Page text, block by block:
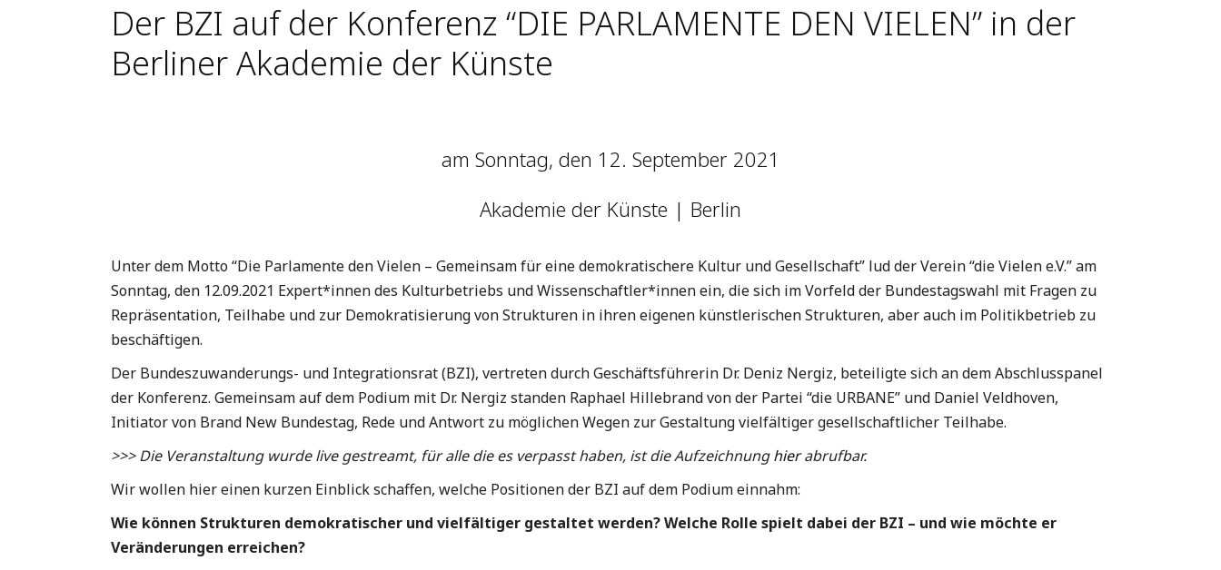
Der BZI auf der Konferenz “DIE PARLAMENTE DEN VIELEN” in der
Berliner Akademie der Künste
am Sonntag, den 12. September 2021
Akademie der Künste | Berlin
Unter dem Motto “Die Parlamente den Vielen – Gemeinsam für eine demokratischere Kultur und Gesellschaft” lud der Verein “die Vielen e.V.” am
Sonntag, den 12.09.2021 Expert*innen des Kulturbetriebs und Wissenschaftler*innen ein, die sich im Vorfeld der Bundestagswahl mit Fragen zu
Repräsentation, Teilhabe und zur Demokratisierung von Strukturen in ihren eigenen künstlerischen Strukturen, aber auch im Politikbetrieb zu
beschäftigen.
Der Bundeszuwanderungs- und Integrationsrat (BZI), vertreten durch Geschäftsführerin Dr. Deniz Nergiz, beteiligte sich an dem Abschlusspanel
der Konferenz. Gemeinsam auf dem Podium mit Dr. Nergiz standen Raphael Hillebrand von der Partei “die URBANE” und Daniel Veldhoven,
Initiator von Brand New Bundestag, Rede und Antwort zu möglichen Wegen zur Gestaltung vielfältiger gesellschaftlicher Teilhabe.
>>> Die Veranstaltung wurde live gestreamt, für alle die es verpasst haben, ist die Aufzeichnunghierabrufbar.
Wir wollen hier einen kurzen Einblick schaffen, welche Positionen der BZI auf dem Podium einnahm:
Wie können Strukturen demokratischer und vielfältiger gestaltet werden? Welche Rolle spielt dabei der BZI – und wie möchte er
Veränderungen erreichen?